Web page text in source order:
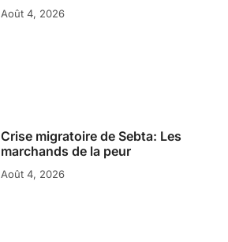
Août 4, 2026
Crise migratoire de Sebta: Les
marchands de la peur
Août 4, 2026